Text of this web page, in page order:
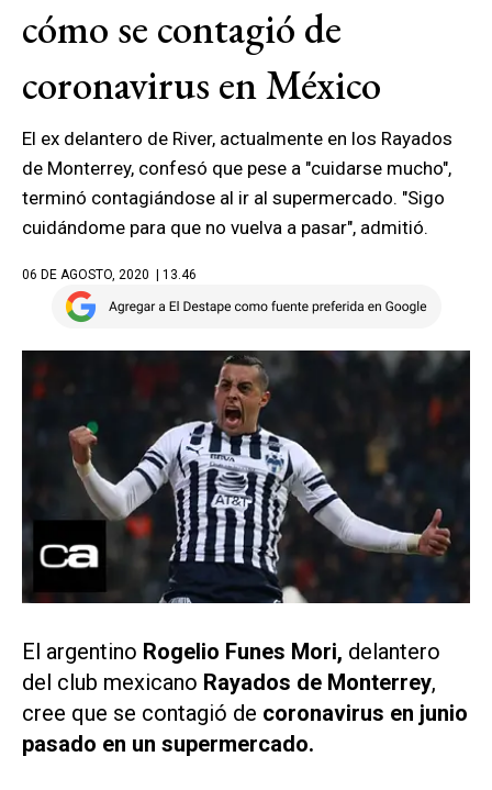
cómo se contagió de
coronavirus en México
El ex delantero de River, actualmente en los Rayados
de Monterrey, confesó que pese a "cuidarse mucho",
terminó contagiándose al ir al supermercado. "Sigo
cuidándome para que no vuelva a pasar", admitió.
06 DE AGOSTO, 2020 | 13.46
El argentino Rogelio Funes Mori, delantero
del club mexicano Rayados de Monterrey,
cree que se contagió de coronavirus en junio
pasado en un supermercado.